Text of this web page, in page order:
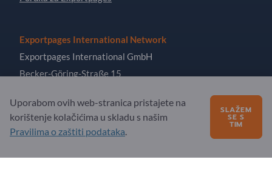
Exportpages International Network
Exportpages International GmbH
Becker-Göring-Straße 15
Germany
Uporabom ovih web-stranica pristajete na
korištenje kolačićima u skladu s našim
Pravilima o zaštiti podataka.
SLAŽEM
SE S
TIM